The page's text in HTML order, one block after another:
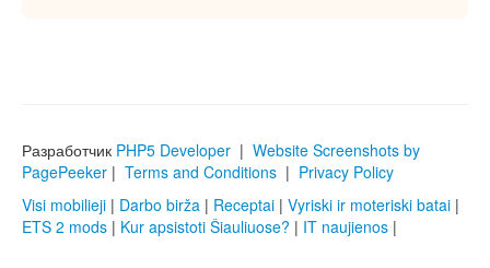
Разработчик PHP5 Developer | Website Screenshots by
PagePeeker | Terms and Conditions | Privacy Policy
Visi mobilieji | Darbo birža | Receptai | Vyriski ir moteriski batai |
ETS 2 mods | Kur apsistoti Šiauliuose? | IT naujienos |